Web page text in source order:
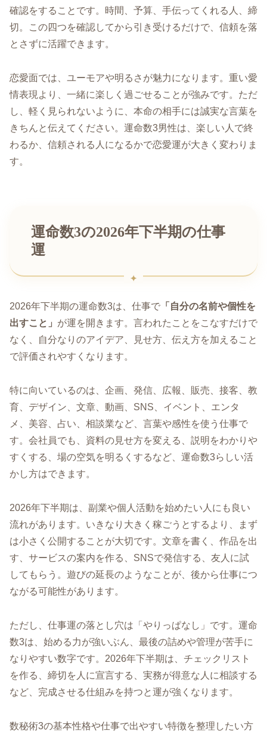
確認をすることです。時間、予算、手伝ってくれる人、締
切。この四つを確認してから引き受けるだけで、信頼を落
とさずに活躍できます。
恋愛面では、ユーモアや明るさが魅力になります。重い愛
情表現より、一緒に楽しく過ごせることが強みです。ただ
し、軽く見られないように、本命の相手には誠実な言葉を
きちんと伝えてください。運命数3男性は、楽しい人で終
わるか、信頼される人になるかで恋愛運が大きく変わりま
す。
運命数3の2026年下半期の仕事
運
2026年下半期の運命数3は、仕事で 「自分の名前や個性を
出すこと」 が運を開きます。言われたことをこなすだけで
なく、自分なりのアイデア、見せ方、伝え方を加えること
で評価されやすくなります。
特に向いているのは、企画、発信、広報、販売、接客、教
育、デザイン、文章、動画、SNS、イベント、エンタ
メ、美容、占い、相談業など、言葉や感性を使う仕事で
す。会社員でも、資料の見せ方を変える、説明をわかりや
すくする、場の空気を明るくするなど、運命数3らしい活
かし方はできます。
2026年下半期は、副業や個人活動を始めたい人にも良い
流れがあります。いきなり大きく稼ごうとするより、まず
は小さく公開することが大切です。文章を書く、作品を出
す、サービスの案内を作る、SNSで発信する、友人に試
してもらう。遊びの延長のようなことが、後から仕事につ
ながる可能性があります。
ただし、仕事運の落とし穴は「やりっぱなし」です。運命
数3は、始める力が強いぶん、最後の詰めや管理が苦手に
なりやすい数字です。2026年下半期は、チェックリスト
を作る、締切を人に宣言する、実務が得意な人に相談する
など、完成させる仕組みを持つと運が強くなります。
数秘術3の基本性格や仕事で出やすい特徴を整理したい方